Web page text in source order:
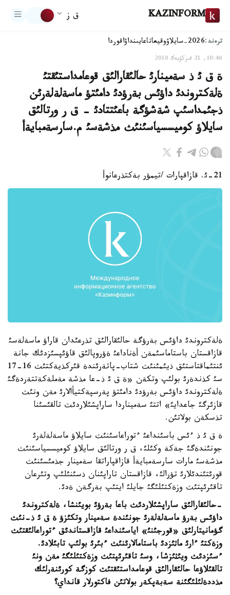
KAZINFORM ق ز
ترەند:2026-سايلاۋ وقيعاتاعايىنداۋاقوردا
10:46, 21 قىركۇيەك 2010
ة ق ئ ذ سةمينارئ حالئقارالئق قوعامداستئقتئ
ةلةكتروندئ داؤئس بةرؤدئ دامئتؤ ماسةلةلةرئن
ذجئمداسئپ شةشؤگة باعئتتادئ - ق ر ورتالئق
سايلاؤ كوميسسياسئنئث مذشةسئ م.سارسةمبايةأ
21-ئ. قازاقپارات /تيمؤر بةكتذرعانوأ
ةلةكتروندئ داؤئس بةرؤگة حالئقارالئق تذرعئدان قاراؤ ماسةلةسئ
قازاقستان باستاماسئمةن أةناداعئ ةؤروپالئق قاؤئپسئزدئك جانة
ئنتئماقتاستئق ذيئمئنئث شتاب-پاتةرئندة قئركذيةكتئث 16-17
سئ كذندةرئ بولئپ وتكةن «ة ق ئ ذ-عا مذشة مةملةكةتتةردةگئ
ةلةكتروندئ داؤئس بةرؤدئ دامئتؤ پةرسپةكتيأالارئ مةن ونئث
قازئرگئ جاعدايئ» اتتئ سةميناردا ساراپشئلاردئث تالقئسئنا
تذسكةن بولاتئن.
ة ق ئ ذ ءئس باسئنداعئ ءتوراعاسئنئث سايلاؤ ماسةلةلةرئ
جونئندةگئ جةكة وكئلئ، ق ر ورتالئق سايلاؤ كوميسسياسئنئث
مذشةسئ مارات سارسةمبايةأ قازاقپاراتقا سةمينار جذمئسئنئث
قورئتئندئلارئ تؤرالئ، قازاقستان تاراپئنان ذسئنئلئپ وتئرعان
تاقئرئپتئث وزةكتئلئگئ جايلئ ايتئپ بةرگةن ةدئ.
-حالئقارالئق ساراپشئلاردئث باعا بةرؤئ بويئنشا، ةلةكتروندئ
داؤئس بةرؤ ماسةلةلةرئ جونئندة سةمينار وتكئزؤ ة ق ئ ذ-نئث
گؤمانيتارلئق «قورجئنئ» اياسئنداعئ قازاقستاندئق ءتوراعالئقتئث
وزةكتئ ءارئ ماثئزدئ باستامالارئنئث ءبئرئ بولئپ تابئلادئ.
ءسئزدئث ويئثئزشا، وسئ تاقئرئپتئث وزةكتئلئگئ مةن ونئ
تالقئلاؤعا حالئقارالئق قوعامداستئقتئث كوزگة كورئنةرلئك
مذددةلئلئگئنة سةبةپكةر بولاتئن فاكتورلار قانداي؟